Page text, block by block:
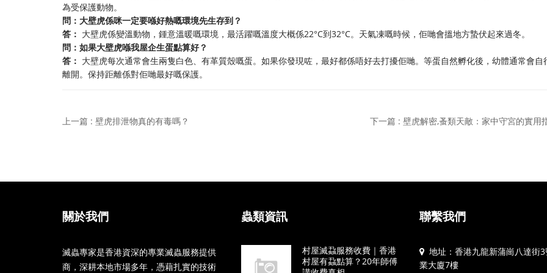
為受保護動物。
問：大壁虎係咪一定要喺好熱嘅環境先生存到？
答： ​ 大壁虎係變溫動物，鍾意溫暖嘅環境，最活躍嘅溫度大概係22°C到32°C。天氣凍嘅時候，佢哋會搵地方蟄伏起來過冬。
問：如果大壁虎喺我屋企生蛋點算好？
答：
大壁虎每次通常會生兩隻白色、有革質殼嘅蛋。如果你發現咗，最好都係唔好去打擾佢哋。等蛋自然孵化後，幼體通常會自
離開。保持距離係對佢哋最好嘅保護。
上一篇 : 壁虎排泄物真的有毒嗎？ 下一篇 : 壁虎解密,蚤類天敵：家中守宮的實用
關於我們
滅蟲專家是香港資深的專業滅蟲服務提供
商，深耕本地市場多年，憑藉扎實的技術
蟲類資訊
村屋滅蝨服務收費｜香港
村屋有蝨點算？20年師傅
聯繫我們
地址：香港九龍新蒲崗八達街
業大廈7樓